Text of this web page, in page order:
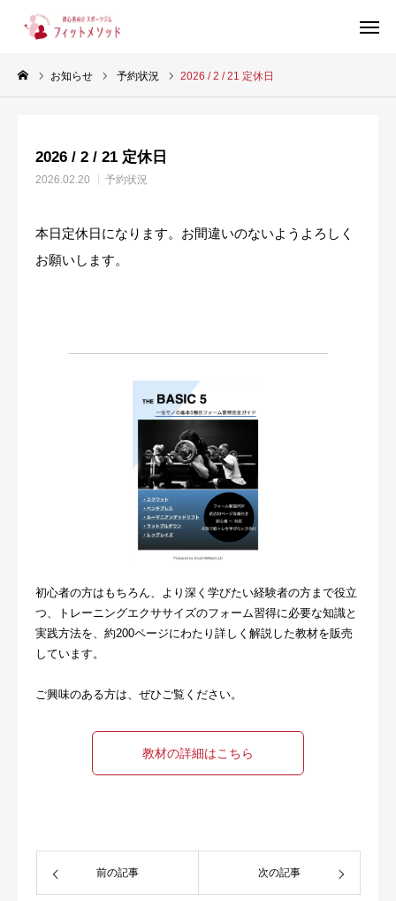
お知らせ 予約状況 2026 / 2 / 21 定休日
2026 / 2 / 21 定休日
2026.02.20 予約状況
本日定休日になります。お間違いのないようよろしく
お願いします。
初心者の方はもちろん、より深く学びたい経験者の方まで役立
つ、トレーニングエクササイズのフォーム習得に必要な知識と
実践方法を、約200ページにわたり詳しく解説した教材を販売
しています。
ご興味のある方は、ぜひご覧ください。
教材の詳細はこちら
前の記事 次の記事
当ジムについて
スタッフ紹介